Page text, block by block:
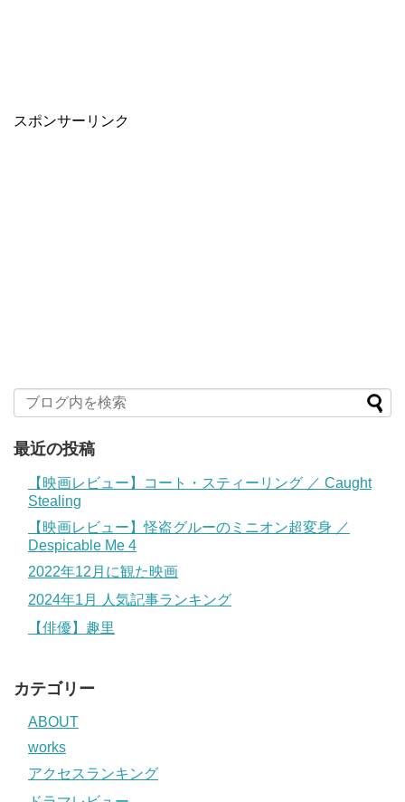
スポンサーリンク
最近の投稿
【映画レビュー】コート・スティーリング ／ Caught
Stealing
【映画レビュー】怪盗グルーのミニオン超変身 ／
Despicable Me 4
2022年12月に観た映画
2024年1月 人気記事ランキング
【俳優】趣里
カテゴリー
ABOUT
works
アクセスランキング